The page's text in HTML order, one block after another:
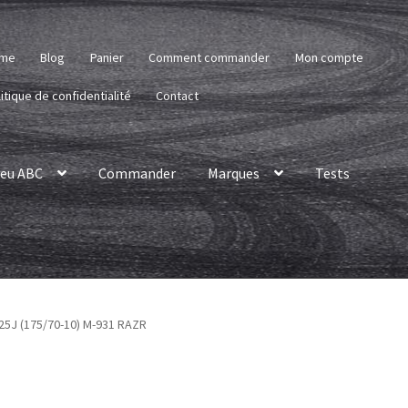
Blog Panier Comment commander Mon compte
de confidentialité Contact
ABC Commander Marques Tests
(175/70-10) M-931 RAZR